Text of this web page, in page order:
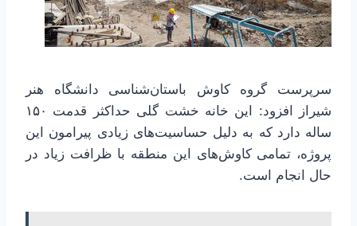
سرپرست گروه کاوش باستان‌شناسی دانشگاه هنر
شیراز افزود: این خانه خشت گلی حداکثر قدمت ۱۵۰
ساله دارد که به دلیل حساسیت‌های زیادی پیرامون این
پروژه، تمامی کاوش‌های این منطقه با ظرافت زیاد در
حال انجام است.